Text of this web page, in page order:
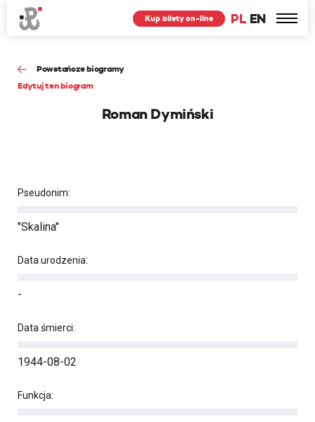
PL EN
Kup bilety on-line
Powstańcze biogramy
Edytuj ten biogram
Roman Dymiński
Pseudonim:
"Skalina"
Data urodzenia:
-
Data śmierci:
1944-08-02
Funkcja: